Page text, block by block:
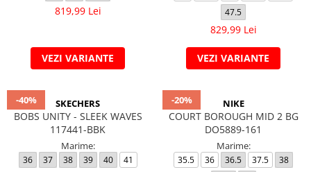
819,99 Lei
VEZI VARIANTE
47.5
829,99 Lei
VEZI VARIANTE
-40% SKECHERS
BOBS UNITY - SLEEK WAVES
117441-BBK
Marime:
36 37 38 39 40 41
-20% NIKE
COURT BOROUGH MID 2 BG
DO5889-161
Marime:
35.5 36 36.5 37.5
38